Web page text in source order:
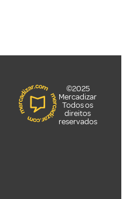
©2025
Mercadizar
Todos os
direitos
reservados